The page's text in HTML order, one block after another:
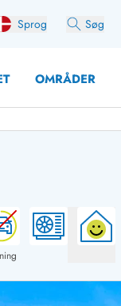
Sprog Søg
OMRÅDER